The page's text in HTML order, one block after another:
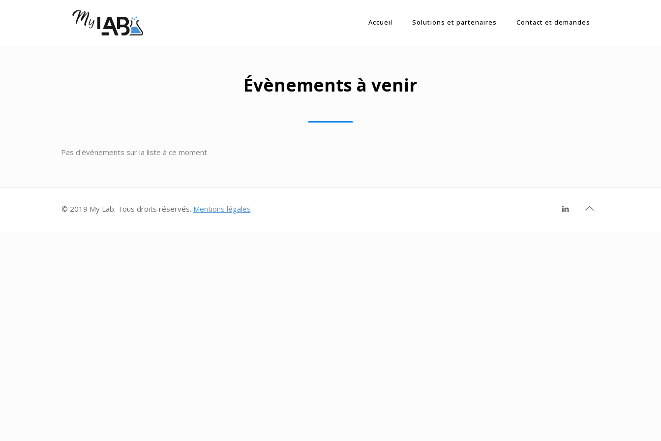
Accueil Solutions et partenaires Contact et demandes
Évènements à venir
Pas d'évènements sur la liste à ce moment
© 2019 My Lab. Tous droits réservés. Mentions légales